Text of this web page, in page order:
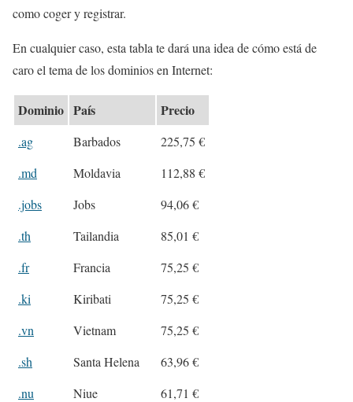
como coger y registrar.
En cualquier caso, esta tabla te dará una idea de cómo está de
caro el tema de los dominios en Internet:
Dominio País Precio
.ag Barbados
225,75 €
.md
Moldavia
112,88 €
.jobs
Jobs
94,06 €
.th
Tailandia
85,01 €
.fr
Francia
75,25 €
.ki
Kiribati
75,25 €
.vn
Vietnam
75,25 €
.sh
Santa Helena
63,96 €
.nu
Niue
61,71 €